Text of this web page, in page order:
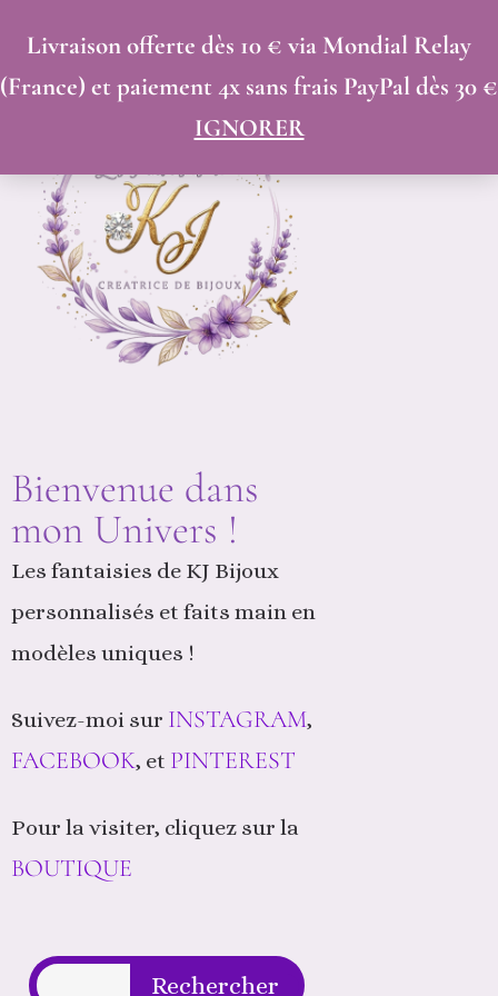
Livraison offerte dès 10 € via Mondial Relay
(France) et paiement 4x sans frais PayPal dès 30 €
IGNORER
AU
CONTENU
Bienvenue dans
mon Univers !
Les fantaisies de KJ Bijoux
personnalisés et faits main en
modèles uniques !
Suivez-moi sur INSTAGRAM,
FACEBOOK, et PINTEREST
Pour la visiter, cliquez sur la
BOUTIQUE
Rechercher
du
plus
récent
au
plus